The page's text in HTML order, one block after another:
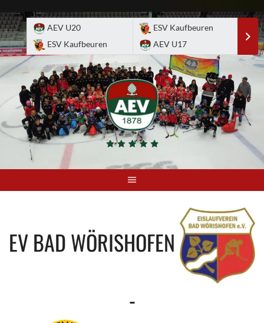
to
content
AEV U20
ESV Kaufbeuren
ESV Kaufbeuren
AEV U17
EV BAD WÖRISHOFEN
-